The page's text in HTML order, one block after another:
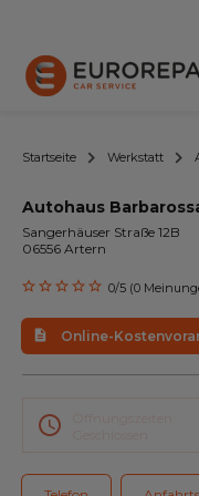
Online-
Die Marke
Leistungen
Angebote
Startseite Werkstatt
Autohaus
Sangerhäuser Straße 12B
06556 Artern
0/5 (0
Online-